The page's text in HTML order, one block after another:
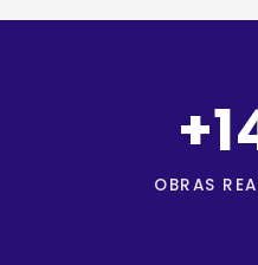
+
OBRAS